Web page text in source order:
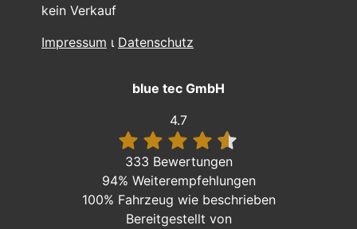
kein Verkauf
Impressum ι Datenschutz
blue tec GmbH
4.7
333 Bewertungen
94% Weiterempfehlungen
100% Fahrzeug wie beschrieben
Bereitgestellt von